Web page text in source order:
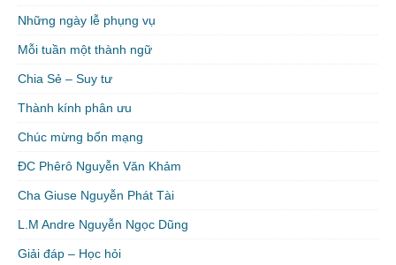
Những ngày lễ phụng vụ
Mỗi tuần một thành ngữ
Chia Sẻ – Suy tư
Thành kính phân ưu
Chúc mừng bổn mạng
ĐC Phêrô Nguyễn Văn Khảm
Cha Giuse Nguyễn Phát Tài
L.M Andre Nguyễn Ngọc Dũng
Giải đáp – Học hỏi